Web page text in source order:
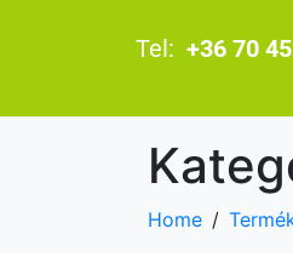
Tel: +36 70
Home